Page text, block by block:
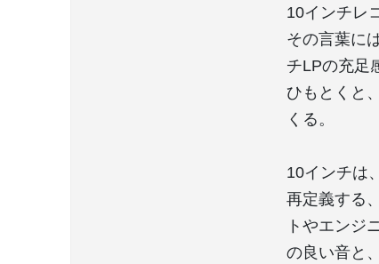
10インチレ
その言葉に
チLPの充足
ひもとくと
くる。
10インチは
再定義する
トやエンジ
の良い音と